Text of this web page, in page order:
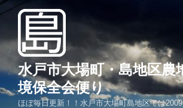
コ
へ
ス
水戸市大場町・島地区農
境保全会便り
ほぼ毎日更新！！水戸市大場町島地区では